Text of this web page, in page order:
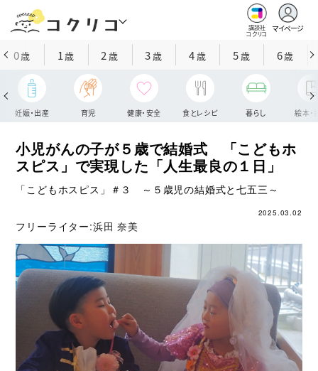
講談社
コクリコ
マイページ
0歳 1歳 2 歳 3歳 4歳 5歳 6歳
妊娠・出産 育児 健康・安全 食とレシピ 暮らし 絵本・
小児がんの子が５歳で結婚式 「こどもホ
スピス」で実現した「人生最良の１日」
「こどもホスピス」＃３ ～５歳児の結婚式と七五三～
2025.03.02
フリーライター:浜田 奈美